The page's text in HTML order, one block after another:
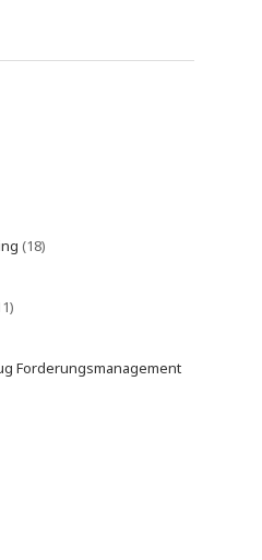
(18)
Forderungsmanagement